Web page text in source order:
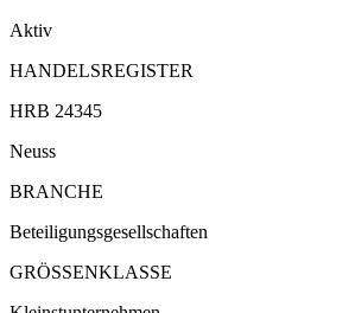
Aktiv
HANDELSREGISTER
HRB 24345
Neuss
BRANCHE
Beteiligungsgesellschaften
GRÖSSENKLASSE